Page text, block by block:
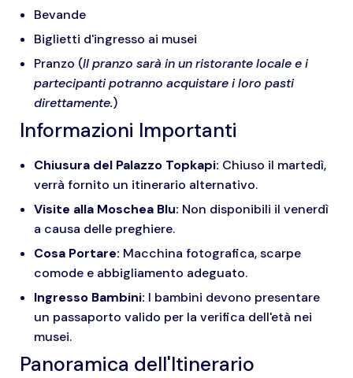
Bevande
Biglietti d'ingresso ai musei
Pranzo (Il pranzo sarà in un ristorante locale e i
partecipanti potranno acquistare i loro pasti
direttamente.)
Informazioni Importanti
Chiusura del Palazzo Topkapi: Chiuso il martedì,
verrà fornito un itinerario alternativo.
Visite alla Moschea Blu: Non disponibili il venerdì
a causa delle preghiere.
Cosa Portare: Macchina fotografica, scarpe
comode e abbigliamento adeguato.
Ingresso Bambini: I bambini devono presentare
un passaporto valido per la verifica dell'età nei
musei.
Panoramica dell'Itinerario